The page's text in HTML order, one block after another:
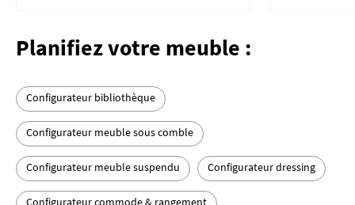
Planifiez votre meuble :
Configurateur bibliothèque
Configurateur meuble sous comble
Configurateur meuble suspendu Configurateur dressing
Configurateur commode & rangement